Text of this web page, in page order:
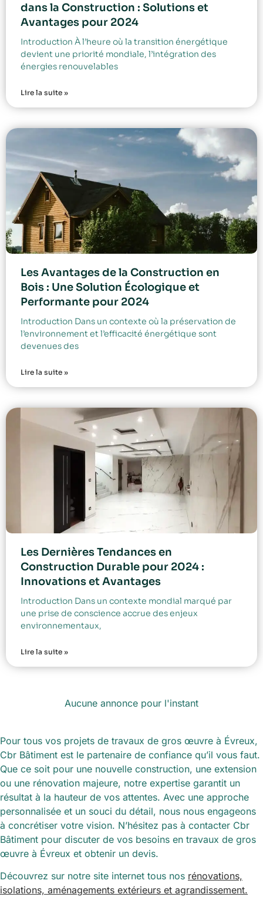
dans la Construction : Solutions et
Avantages pour 2024
Introduction À l’heure où la transition énergétique
devient une priorité mondiale, l’intégration des
énergies renouvelables
Lire la suite »
Les Avantages de la Construction en
Bois : Une Solution Écologique et
Performante pour 2024
Introduction Dans un contexte où la préservation de
l’environnement et l’efficacité énergétique sont
devenues des
Lire la suite »
Les Dernières Tendances en
Construction Durable pour 2024 :
Innovations et Avantages
Introduction Dans un contexte mondial marqué par
une prise de conscience accrue des enjeux
environnementaux,
Lire la suite »
Aucune annonce pour l'instant
Pour tous vos projets de travaux de gros œuvre à Évreux,
Cbr Bâtiment est le partenaire de confiance qu’il vous faut.
Que ce soit pour une nouvelle construction, une extension
ou une rénovation majeure, notre expertise garantit un
résultat à la hauteur de vos attentes. Avec une approche
personnalisée et un souci du détail, nous nous engageons
à concrétiser votre vision. N’hésitez pas à contacter Cbr
Bâtiment pour discuter de vos besoins en travaux de gros
œuvre à Évreux et obtenir un devis.
Découvrez sur notre site internet tous nos rénovations,
isolations, aménagements extérieurs et agrandissement.